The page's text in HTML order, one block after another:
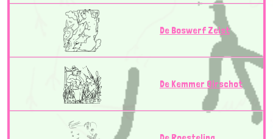
De Boswerf Zeist
De Kemmer Oirschot